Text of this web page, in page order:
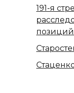
191-я